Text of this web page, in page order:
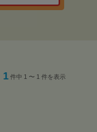
1 件中 1 〜 1 件を表示